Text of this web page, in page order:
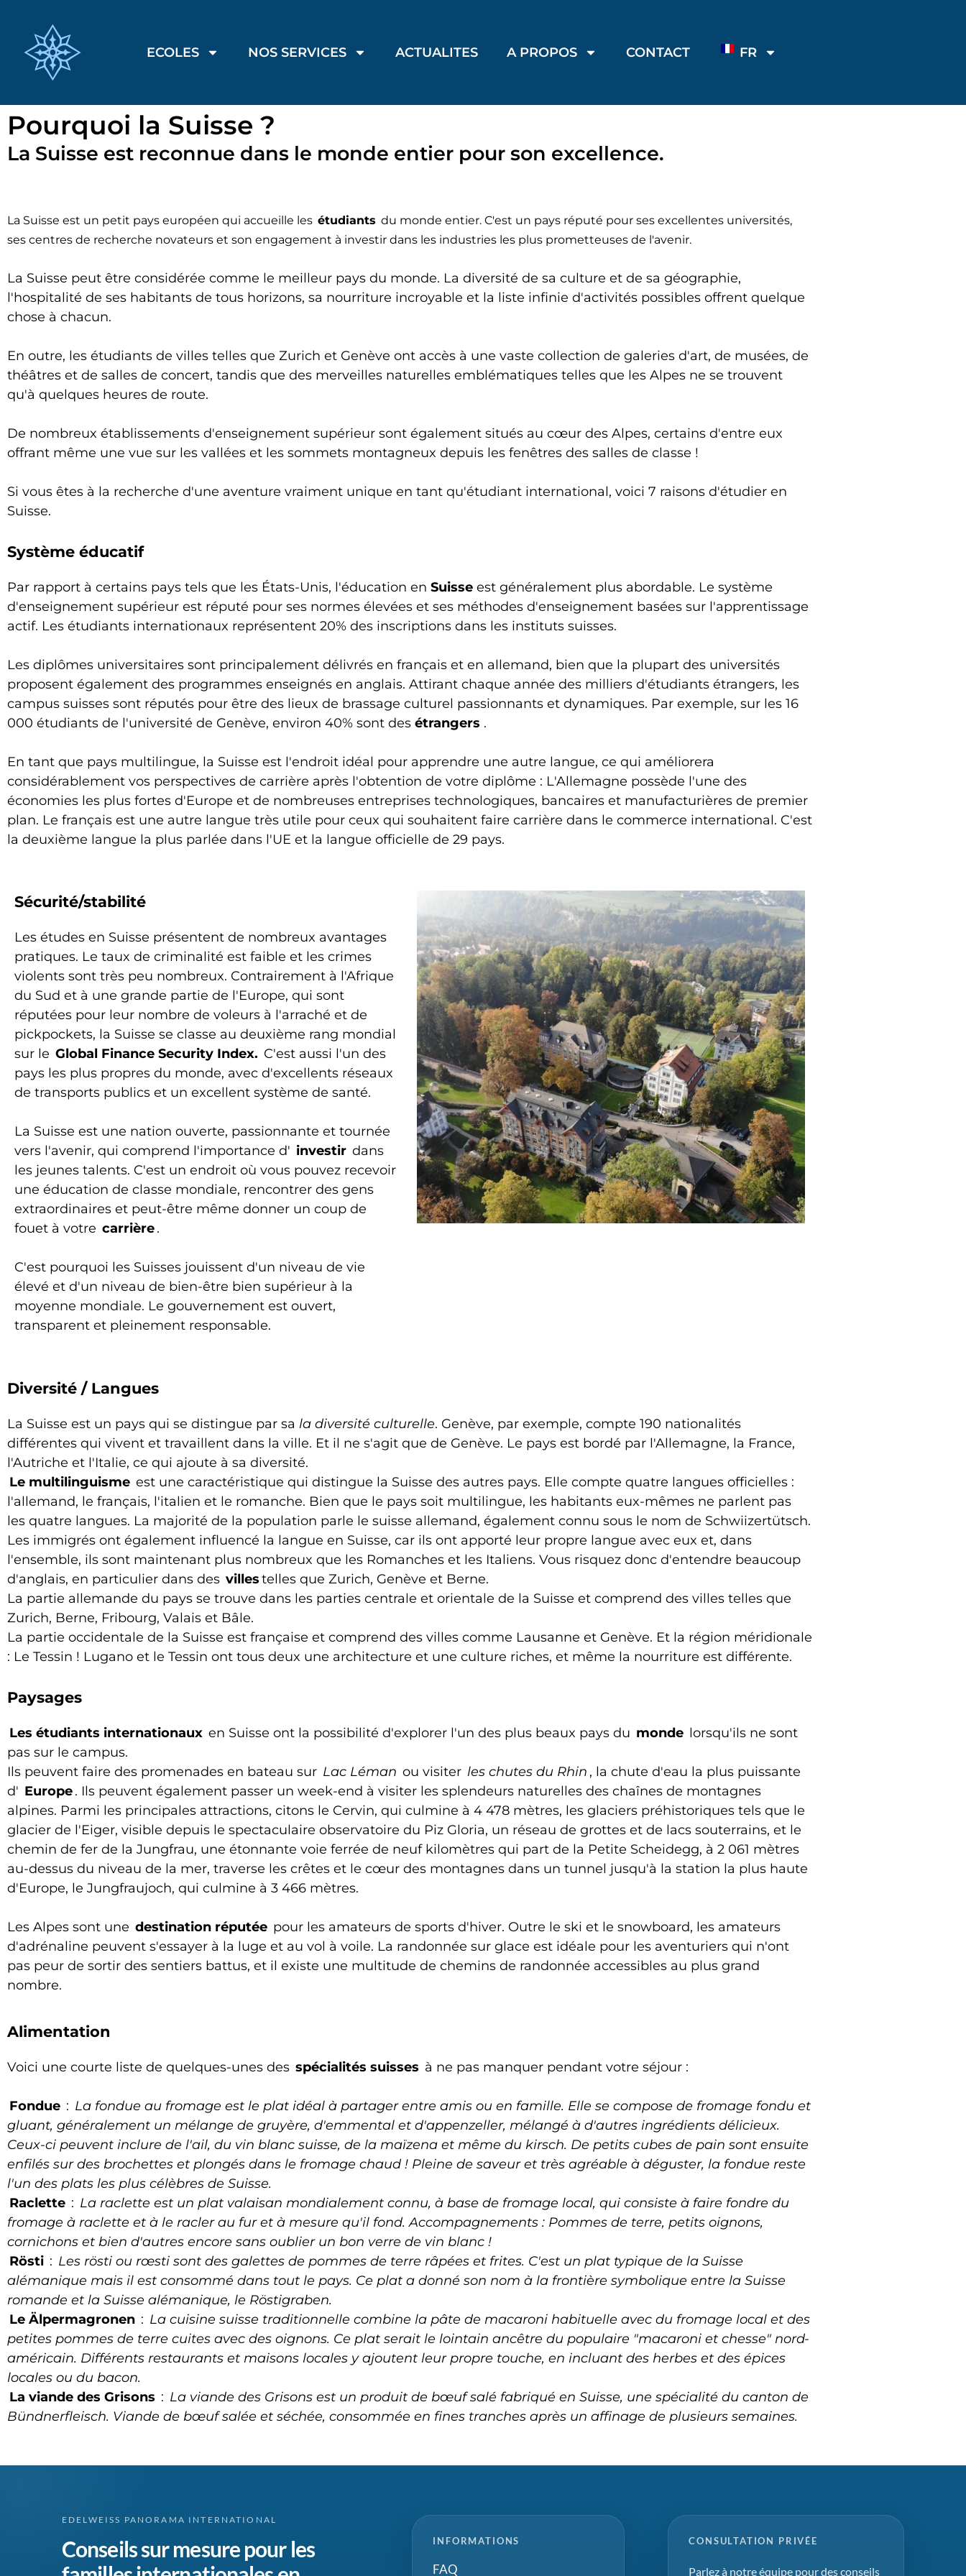
ECOLES NOS SERVICES ACTUALITES A PROPOS CONTACT FR
Pourquoi la Suisse ?
La Suisse est reconnue dans le monde entier pour son excellence.
La Suisse est un petit pays européen qui accueille les étudiants du monde entier. C'est un pays réputé pour ses excellentes universités,
ses centres de recherche novateurs et son engagement à investir dans les industries les plus prometteuses de l'avenir.
La Suisse peut être considérée comme le meilleur pays du monde. La diversité de sa culture et de sa géographie,
l'hospitalité de ses habitants de tous horizons, sa nourriture incroyable et la liste infinie d'activités possibles offrent quelque
chose à chacun.
En outre, les étudiants de villes telles que Zurich et Genève ont accès à une vaste collection de galeries d'art, de musées, de
théâtres et de salles de concert, tandis que des merveilles naturelles emblématiques telles que les Alpes ne se trouvent
qu'à quelques heures de route.
De nombreux établissements d'enseignement supérieur sont également situés au cœur des Alpes, certains d'entre eux
offrant même une vue sur les vallées et les sommets montagneux depuis les fenêtres des salles de classe !
Si vous êtes à la recherche d'une aventure vraiment unique en tant qu'étudiant international, voici 7 raisons d'étudier en
Suisse.
Système éducatif
Par rapport à certains pays tels que les États-Unis, l'éducation en Suisse est généralement plus abordable. Le système
d'enseignement supérieur est réputé pour ses normes élevées et ses méthodes d'enseignement basées sur l'apprentissage
actif. Les étudiants internationaux représentent 20% des inscriptions dans les instituts suisses.
Les diplômes universitaires sont principalement délivrés en français et en allemand, bien que la plupart des universités
proposent également des programmes enseignés en anglais. Attirant chaque année des milliers d'étudiants étrangers, les
campus suisses sont réputés pour être des lieux de brassage culturel passionnants et dynamiques. Par exemple, sur les 16
000 étudiants de l'université de Genève, environ 40% sont des étrangers .
En tant que pays multilingue, la Suisse est l'endroit idéal pour apprendre une autre langue, ce qui améliorera
considérablement vos perspectives de carrière après l'obtention de votre diplôme : L'Allemagne possède l'une des
économies les plus fortes d'Europe et de nombreuses entreprises technologiques, bancaires et manufacturières de premier
plan. Le français est une autre langue très utile pour ceux qui souhaitent faire carrière dans le commerce international. C'est
la deuxième langue la plus parlée dans l'UE et la langue officielle de 29 pays.
Sécurité/stabilité
Les études en Suisse présentent de nombreux avantages
pratiques. Le taux de criminalité est faible et les crimes
violents sont très peu nombreux. Contrairement à l'Afrique
du Sud et à une grande partie de l'Europe, qui sont
réputées pour leur nombre de voleurs à l'arraché et de
pickpockets, la Suisse se classe au deuxième rang mondial
sur le Global Finance Security Index. C'est aussi l'un des
pays les plus propres du monde, avec d'excellents réseaux
de transports publics et un excellent système de santé.
La Suisse est une nation ouverte, passionnante et tournée
vers l'avenir, qui comprend l'importance d' investir dans
les jeunes talents. C'est un endroit où vous pouvez recevoir
une éducation de classe mondiale, rencontrer des gens
extraordinaires et peut-être même donner un coup de
fouet à votre carrière.
C'est pourquoi les Suisses jouissent d'un niveau de vie
élevé et d'un niveau de bien-être bien supérieur à la
moyenne mondiale. Le gouvernement est ouvert,
transparent et pleinement responsable.
Diversité / Langues
La Suisse est un pays qui se distingue par sa la diversité culturelle. Genève, par exemple, compte 190 nationalités
différentes qui vivent et travaillent dans la ville. Et il ne s'agit que de Genève. Le pays est bordé par l'Allemagne, la France,
l'Autriche et l'Italie, ce qui ajoute à sa diversité.
Le multilinguisme est une caractéristique qui distingue la Suisse des autres pays. Elle compte quatre langues officielles :
l'allemand, le français, l'italien et le romanche. Bien que le pays soit multilingue, les habitants eux-mêmes ne parlent pas
les quatre langues. La majorité de la population parle le suisse allemand, également connu sous le nom de Schwiizertütsch.
Les immigrés ont également influencé la langue en Suisse, car ils ont apporté leur propre langue avec eux et, dans
l'ensemble, ils sont maintenant plus nombreux que les Romanches et les Italiens. Vous risquez donc d'entendre beaucoup
d'anglais, en particulier dans des villestelles que Zurich, Genève et Berne.
La partie allemande du pays se trouve dans les parties centrale et orientale de la Suisse et comprend des villes telles que
Zurich, Berne, Fribourg, Valais et Bâle.
La partie occidentale de la Suisse est française et comprend des villes comme Lausanne et Genève. Et la région méridionale
: Le Tessin ! Lugano et le Tessin ont tous deux une architecture et une culture riches, et même la nourriture est différente.
Paysages
Les étudiants internationaux en Suisse ont la possibilité d'explorer l'un des plus beaux pays du monde lorsqu'ils ne sont
pas sur le campus.
Ils peuvent faire des promenades en bateau sur Lac Léman ou visiter les chutes du Rhin , la chute d'eau la plus puissante
d' Europe. Ils peuvent également passer un week-end à visiter les splendeurs naturelles des chaînes de montagnes
alpines. Parmi les principales attractions, citons le Cervin, qui culmine à 4 478 mètres, les glaciers préhistoriques tels que le
glacier de l'Eiger, visible depuis le spectaculaire observatoire du Piz Gloria, un réseau de grottes et de lacs souterrains, et le
chemin de fer de la Jungfrau, une étonnante voie ferrée de neuf kilomètres qui part de la Petite Scheidegg, à 2 061 mètres
au-dessus du niveau de la mer, traverse les crêtes et le cœur des montagnes dans un tunnel jusqu'à la station la plus haute
d'Europe, le Jungfraujoch, qui culmine à 3 466 mètres.
Les Alpes sont une destination réputée pour les amateurs de sports d'hiver. Outre le ski et le snowboard, les amateurs
d'adrénaline peuvent s'essayer à la luge et au vol à voile. La randonnée sur glace est idéale pour les aventuriers qui n'ont
pas peur de sortir des sentiers battus, et il existe une multitude de chemins de randonnée accessibles au plus grand
nombre.
Alimentation
Voici une courte liste de quelques-unes des spécialités suisses à ne pas manquer pendant votre séjour :
Fondue : La fondue au fromage est le plat idéal à partager entre amis ou en famille. Elle se compose de fromage fondu et
gluant, généralement un mélange de gruyère, d'emmental et d'appenzeller, mélangé à d'autres ingrédients délicieux.
Ceux-ci peuvent inclure de l'ail, du vin blanc suisse, de la maïzena et même du kirsch. De petits cubes de pain sont ensuite
enfilés sur des brochettes et plongés dans le fromage chaud ! Pleine de saveur et très agréable à déguster, la fondue reste
l'un des plats les plus célèbres de Suisse.
Raclette : La raclette est un plat valaisan mondialement connu, à base de fromage local, qui consiste à faire fondre du
fromage à raclette et à le racler au fur et à mesure qu'il fond. Accompagnements : Pommes de terre, petits oignons,
cornichons et bien d'autres encore sans oublier un bon verre de vin blanc !
Rösti : Les rösti ou rœsti sont des galettes de pommes de terre râpées et frites. C'est un plat typique de la Suisse
alémanique mais il est consommé dans tout le pays. Ce plat a donné son nom à la frontière symbolique entre la Suisse
romande et la Suisse alémanique, le Röstigraben.
Le Älpermagronen : La cuisine suisse traditionnelle combine la pâte de macaroni habituelle avec du fromage local et des
petites pommes de terre cuites avec des oignons. Ce plat serait le lointain ancêtre du populaire "macaroni et chesse" nord-
américain. Différents restaurants et maisons locales y ajoutent leur propre touche, en incluant des herbes et des épices
locales ou du bacon.
La viande des Grisons : La viande des Grisons est un produit de bœuf salé fabriqué en Suisse, une spécialité du canton de
Bündnerfleisch. Viande de bœuf salée et séchée, consommée en fines tranches après un affinage de plusieurs semaines.
EDELWEISS PANORAMA INTERNATIONAL
Conseils sur mesure pour les
INFORMATIONS
FAQ
CONSULTATION PRIVÉE
Parlez à notre équipe pour des conseils